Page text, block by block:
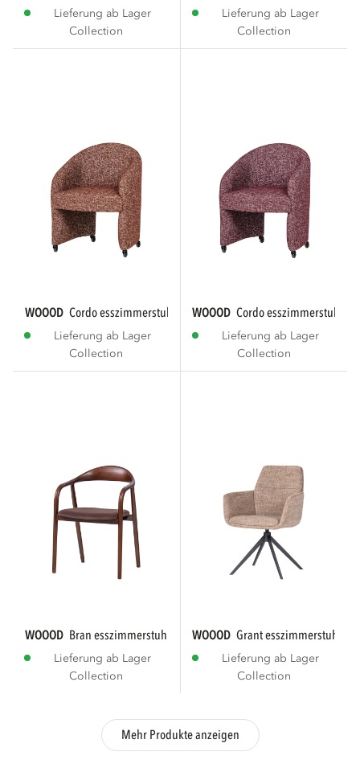
Lieferung ab Lager
Collection
Lieferung ab Lager
Collection
WOOOD cordo esszimmerstuhl mit rädern...
Lieferung ab Lager
Collection
WOOOD cordo esszimmerstuhl
Lieferung ab Lager
Collection
WOOOD bran esszimmerstuhl buchenholz velvet...
Lieferung ab Lager
Collection
WOOOD grant esszimmerstuhl
Lieferung ab Lager
Collection
Mehr Produkte anzeigen